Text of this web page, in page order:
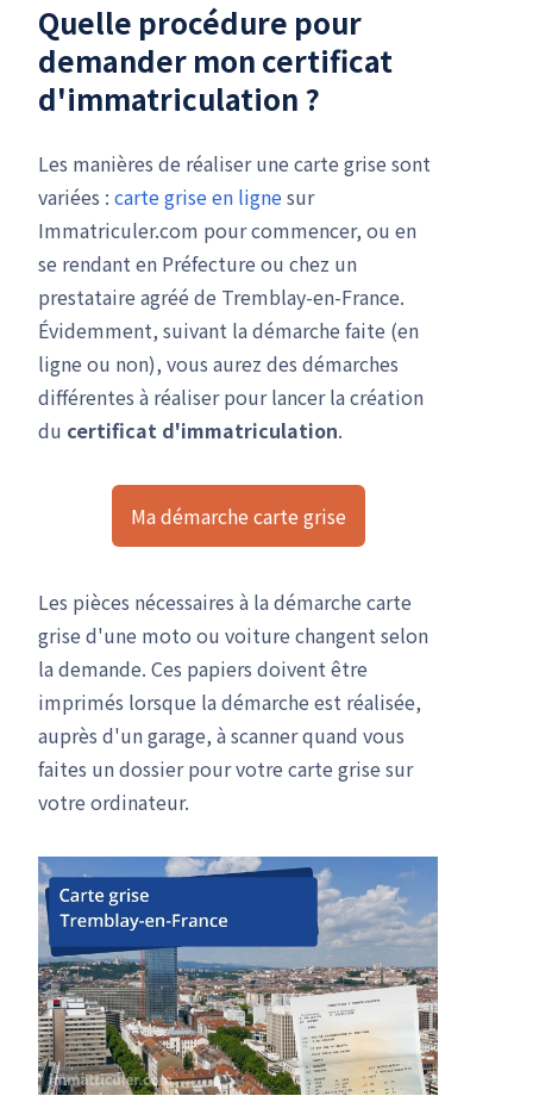
Quelle procédure pour
demander mon certificat
d'immatriculation ?
Les manières de réaliser une carte grise sont
variées : carte grise en lignesur
Immatriculer.com pour commencer, ou en
se rendant en Préfecture ou chez un
prestataire agréé de Tremblay-en-France.
Évidemment, suivant la démarche faite (en
ligne ou non), vous aurez des démarches
différentes à réaliser pour lancer la création
du certificat d'immatriculation.
Ma démarche carte grise
Les pièces nécessaires à la démarche carte
grise d'une moto ou voiture changent selon
la demande. Ces papiers doivent être
imprimés lorsque la démarche est réalisée,
auprès d'un garage, à scanner quand vous
faites un dossier pour votre carte grise sur
votre ordinateur.